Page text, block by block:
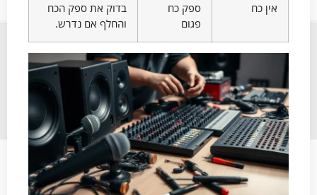
אין כח
ספק כח
פגום
בדוק את ספק הכח
והחלף אם נדרש.